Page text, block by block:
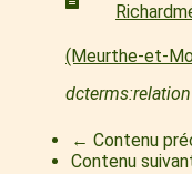
(Meurthe-et-
← Contenu
Contenu